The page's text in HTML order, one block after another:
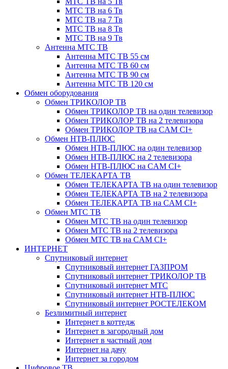
МТС ТВ на 6 Тв
МТС ТВ на 7 Тв
МТС ТВ на 8 Тв
МТС ТВ на 9 Тв
Антенна МТС ТВ
Антенна МТС ТВ 55 см
Антенна МТС ТВ 60 см
Антенна МТС ТВ 90 см
Антенна МТС ТВ 120 см
Обмен оборудования
Обмен ТРИКОЛОР ТВ
Обмен ТРИКОЛОР ТВ на один телевизор
Обмен ТРИКОЛОР ТВ на 2 телевизора
Обмен ТРИКОЛОР ТВ на CAM CI+
Обмен НТВ-ПЛЮС
Обмен НТВ-ПЛЮС на один телевизор
Обмен НТВ-ПЛЮС на 2 телевизора
Обмен НТВ-ПЛЮС на CAM CI+
Обмен ТЕЛЕКАРТА ТВ
Обмен ТЕЛЕКАРТА ТВ на один телевизор
Обмен ТЕЛЕКАРТА ТВ на 2 телевизора
Обмен ТЕЛЕКАРТА ТВ на CAM CI+
Обмен МТС ТВ
Обмен МТС ТВ на один телевизор
Обмен МТС ТВ на 2 телевизора
Обмен МТС ТВ на CAM CI+
ИНТЕРНЕТ
Спутниковый интернет
Спутниковый интернет ГАЗПРОМ
Спутниковый интернет ТРИКОЛОР ТВ
Спутниковый интернет МТС
Спутниковый интернет НТВ-ПЛЮС
Спутниковый интернет РОСТЕЛЕКОМ
Безлимитный интернет
Интернет в коттедж
Интернет в загородный дом
Интернет в частный дом
Интернет на дачу
Интернет за городом